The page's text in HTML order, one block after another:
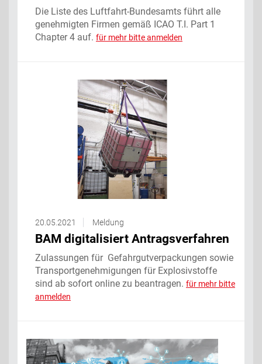
Die Liste des Luftfahrt-Bundesamts führt alle
genehmigten Firmen gemäß ICAO T.I. Part 1
Chapter 4 auf. für mehr bitte anmelden
20.05.2021 Meldung
BAM digitalisiert Antragsverfahren
Zulassungen für Gefahrgutverpackungen sowie
Transportgenehmigungen für Explosivstoffe
sind ab sofort online zu beantragen. für mehr bitte
anmelden